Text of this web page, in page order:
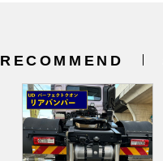
RECOMMEND